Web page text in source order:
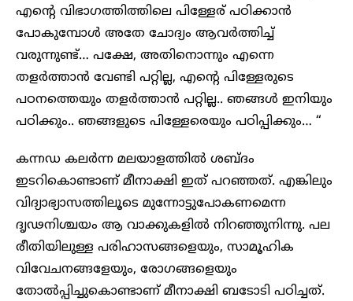
എന്റെ വിഭാഗത്തിത്തിലെ പിള്ളേര് പഠിക്കാൻ
പോകുമ്പോൾ അതേ ചോദ്യം ആവർത്തിച്ച്
വരുന്നുണ്ട്… പക്ഷേ, അതിനൊന്നും എന്നെ
തളർത്താൻ വേണ്ടി പറ്റില്ല, എന്റെ പിള്ളേരുടെ
പഠനത്തെയും തളർത്താൻ പറ്റില്ല.. ഞങ്ങൾ ഇനിയും
പഠിക്കും.. ഞങ്ങളുടെ പിള്ളേരെയും പഠിപ്പിക്കും… “
കന്നഡ കലർന്ന മലയാളത്തിൽ ശബ്ദം
ഇടറികൊണ്ടാണ് മീനാക്ഷി ഇത് പറഞ്ഞത്. എങ്കിലും
വിദ്യാഭ്യാസത്തിലൂടെ മുന്നോട്ടുപോകണമെന്ന
ദൃഢനിശ്ചയം ആ വാക്കുകളിൽ നിറഞ്ഞുനിന്നു. പല
രീതിയിലുള്ള പരിഹാസങ്ങളെയും, സാമൂഹിക
വിവേചനങ്ങളേയും, രോഗങ്ങളെയും
തോൽപ്പിച്ചുകൊണ്ടാണ് മീനാക്ഷി ബടോടി പഠിച്ചത്.